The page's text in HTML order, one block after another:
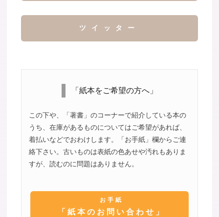
ツイッター
「紙本をご希望の方へ」
この下や、「著書」のコーナーで紹介している本の
うち、在庫があるものについてはご希望があれば、
着払いなどでおわけします。「お手紙」欄からご連
絡下さい。古いものは表紙の色あせや汚れもありま
すが、読むのに問題はありません。
お手紙
「紙本のお問い合わせ」